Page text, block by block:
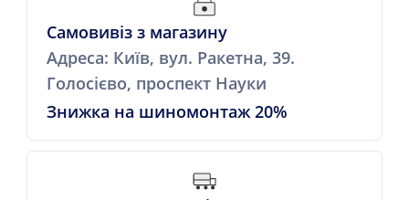
Самовивіз з магазину
Адреса: Київ, вул. Ракетна, 39.
Голосієво, проспект Науки
Знижка на шиномонтаж 20%